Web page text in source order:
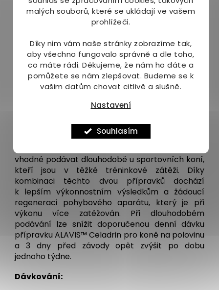
malých souborů, které se ukládají ve vašem
prohlížeči.
Díky nim vám naše stránky zobrazíme tak,
aby všechno fungovalo správně a dle toho,
co máte rádi. Děkujeme, že nám ho dáte a
pomůžete se nám zlepšovat. Budeme se k
vašim datům chovat citlivě a slušně.
Nastavení
Souhlasím
76 mg jablečný pektin
Prášek je možné podávat s kouskem potravy,
zamíchat do jádra či melasy nebo podat přímo
do tlamy. Přípravek podávejte optimálně tři
měsíce, potom udělejte 1–3 měsíce pauzu a
ALAVIS™ Celadrin pro koně 60 g
vhodné podávat dlouhodobě u sportovních koní,
kteří jsou v těžké tréninkové zátěži. Díky
kombinaci těchto dvou přípravků dochází
k lepším výkonnostním výsledkům a žádoucí
regeneraci pohybového aparátu, který je při
výkonu více zatěžován. Při dlouhodobém
podávání lze snížit doporučenou denní dávku
přípravku ALAVIS™ Celadrin pro koně na polovinu
a 3 dny před závody opět zvýšit po dobu
jednoho týdne.
Dávkování: